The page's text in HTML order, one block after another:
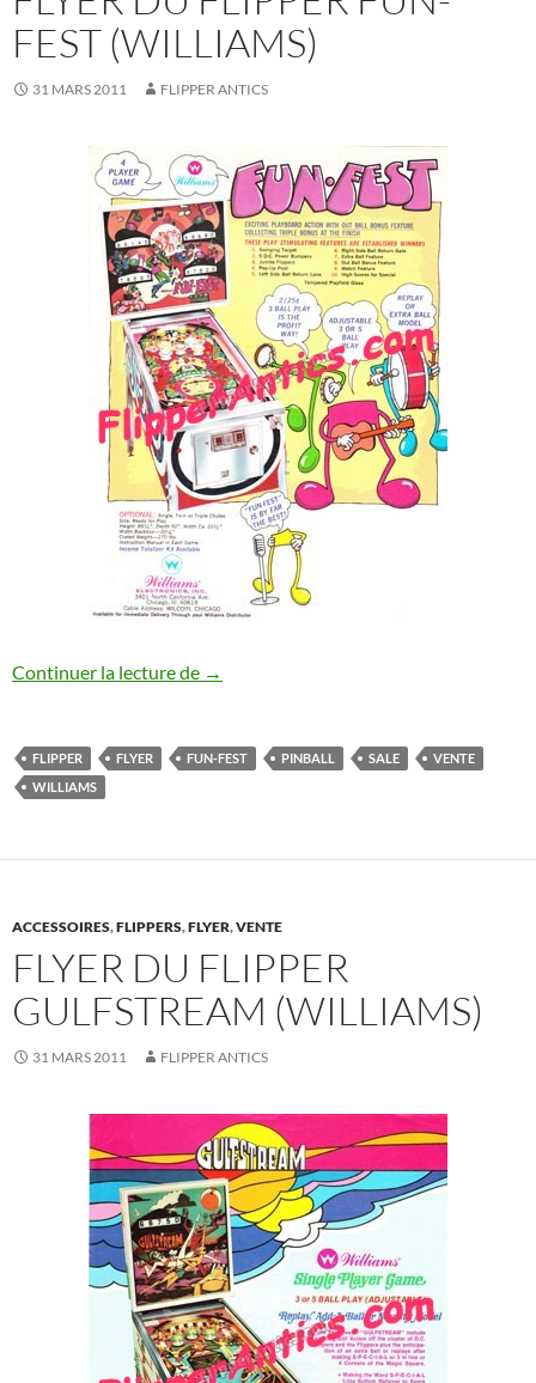
FEST (WILLIAMS)
31 MARS 2011 FLIPPER ANTICS
Continuer la lecture de Flyer du flipper Fun-Fest (Williams)
→
FLIPPER FLYER FUN-FEST PINBALL SALE
VENTE
WILLIAMS
ACCESSOIRES,FLIPPERS,FLYER,VENTE
FLYER DU FLIPPER
GULFSTREAM (WILLIAMS)
31 MARS 2011 FLIPPER ANTICS